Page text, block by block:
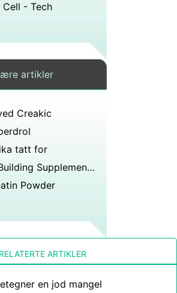
- Tech
artikler
Creakic
tatt for
Fare for Body Building Supplements
Powder
RELATERTE ARTIKLER
en jod mangel